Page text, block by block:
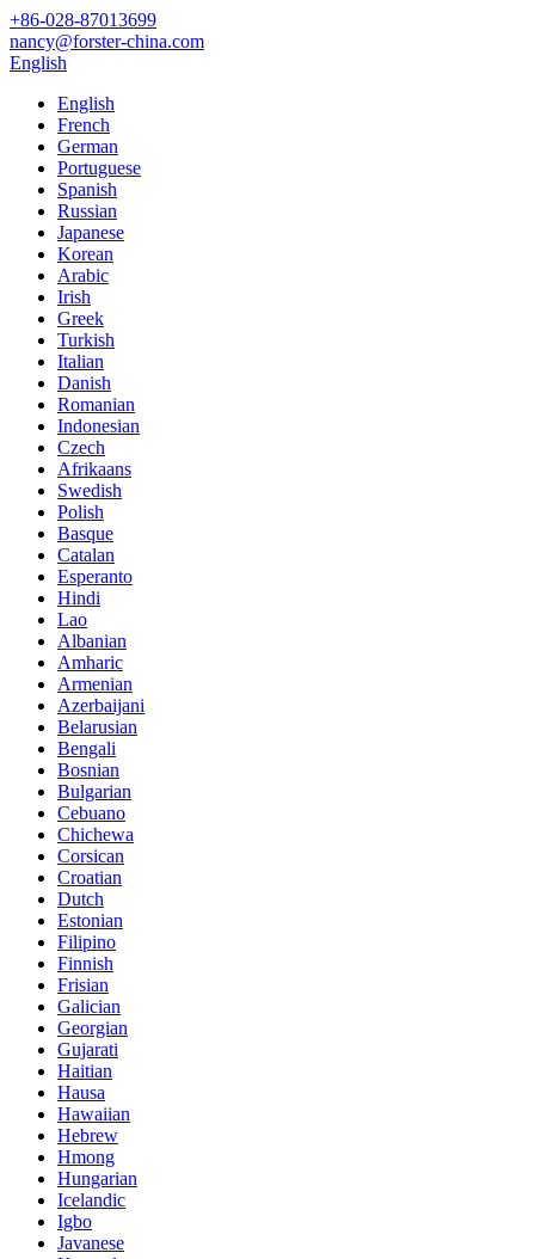
+86-028-87013699
nancy@forster-china.com
English
English
French
German
Portuguese
Spanish
Russian
Japanese
Korean
Arabic
Irish
Greek
Turkish
Italian
Danish
Romanian
Indonesian
Czech
Afrikaans
Swedish
Polish
Basque
Catalan
Esperanto
Hindi
Lao
Albanian
Amharic
Armenian
Azerbaijani
Belarusian
Bengali
Bosnian
Bulgarian
Cebuano
Chichewa
Corsican
Croatian
Dutch
Estonian
Filipino
Finnish
Frisian
Galician
Georgian
Gujarati
Haitian
Hausa
Hawaiian
Hebrew
Hmong
Hungarian
Icelandic
Igbo
Javanese